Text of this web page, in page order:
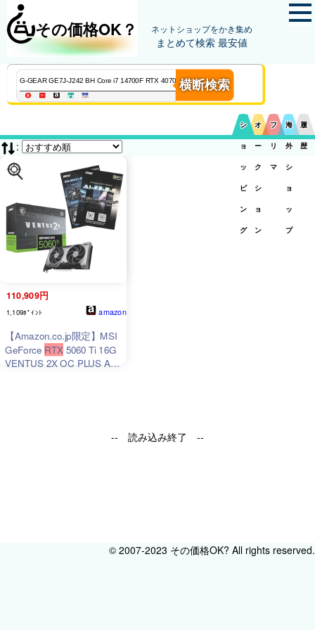
その価格OK？ ネットショップをかき集め
まとめて検索 最安値
横断検索
シ
ョ
ッ
ピ
ン
グ
オ
ー
ク
シ
ョ
ン
フ
リ
マ
海
外
シ
ョ
ッ
プ
履
歴
:
110,909円
1,109ﾎﾟｲﾝﾄ amazon
【Amazon.co.jp限定】MSI
GeForce RTX 5060 Ti 16G
VENTUS 2X OC PLUS A5
-- 読み込み終了 --
© 2007-2023 その価格OK? All rights reserved.